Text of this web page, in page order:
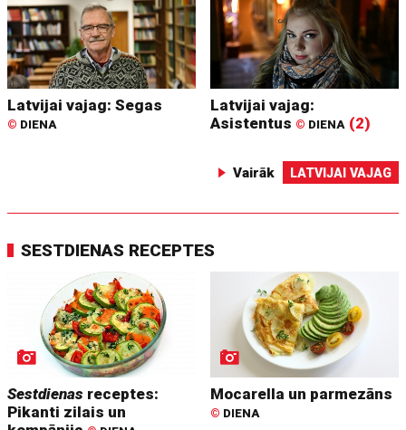
Latvijai vajag: Segas
© DIENA
Latvijai vajag:
Asistentus © DIENA (2)
Vairāk LATVIJAI VAJAG
SESTDIENAS RECEPTES
Sestdienas receptes:
Pikanti zilais un
Mocarella un parmezāns
© DIENA